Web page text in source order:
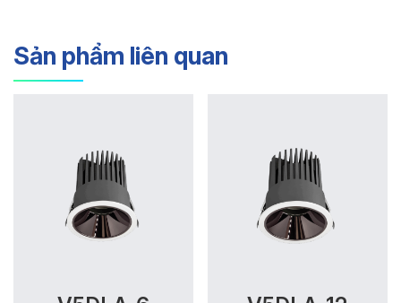
Sản phẩm liên quan